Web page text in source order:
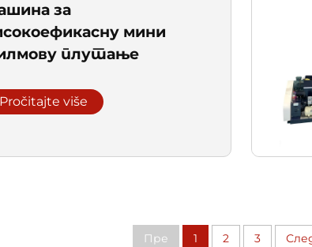
за
мини
плутање
Pročitajte više
Пре 1 2 3